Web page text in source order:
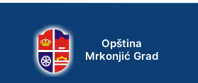
Opština
Mrkonjić Grad